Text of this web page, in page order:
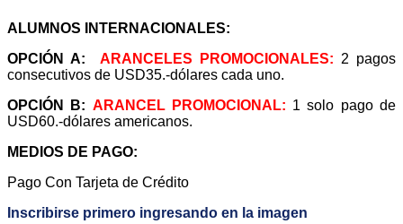
A LUMNOS INTERNACIONALES:
OPCIÓN A:
ARANCELES PROMOCIONALES: 2 pagos
consecutivos de USD35.-dólares cada uno.
OPCIÓN B: ARANCEL PROMOCIONAL: 1 solo pago de
USD60.-dólares americanos.
MEDIOS DE PAGO:
Pago Con Tarjeta de Crédito
Inscribirse primero ingresando en la imagen